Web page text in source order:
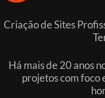
Criação de Sites
Há mais de 20 anos
projetos com foco